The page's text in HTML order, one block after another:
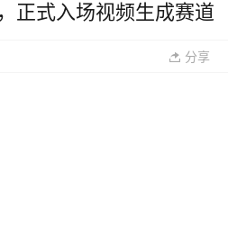
正式入场视频生成赛道
分享